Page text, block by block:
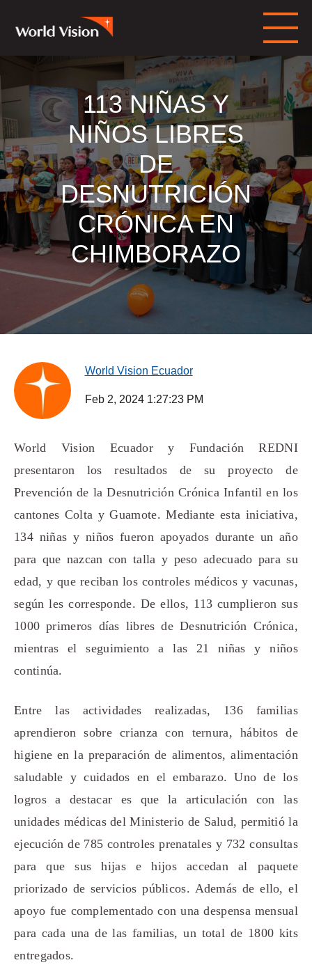
113 NIÑAS Y
NIÑOS LIBRES
DE
DESNUTRICIÓN
CRÓNICA EN
CHIMBORAZO
World Vision Ecuador
Feb 2, 2024 1:27:23 PM
World Vision Ecuador y Fundación REDNI
presentaron los resultados de su proyecto de
Prevención de la Desnutrición Crónica Infantil en los
cantones Colta y Guamote. Mediante esta iniciativa,
134 niñas y niños fueron apoyados durante un año
para que nazcan con talla y peso adecuado para su
edad, y que reciban los controles médicos y vacunas,
según les corresponde. De ellos, 113 cumplieron sus
1000 primeros días libres de Desnutrición Crónica,
mientras el seguimiento a las 21 niñas y niños
continúa.
Entre las actividades realizadas, 136 familias
aprendieron sobre crianza con ternura, hábitos de
higiene en la preparación de alimentos, alimentación
saludable y cuidados en el embarazo. Uno de los
logros a destacar es que la articulación con las
unidades médicas del Ministerio de Salud, permitió la
ejecución de 785 controles prenatales y 732 consultas
para que sus hijas e hijos accedan al paquete
priorizado de servicios públicos. Además de ello, el
apoyo fue complementado con una despensa mensual
para cada una de las familias, un total de 1800 kits
entregados.